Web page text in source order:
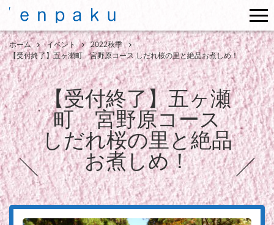
ホーム イベント
2022秋季
【受付終了】五ヶ瀬町 宮野原コース しだれ桜の里と絶品お煮しめ！
【受付終了】五ヶ瀬
町 宮野原コース
しだれ桜の里と絶品
お煮しめ！